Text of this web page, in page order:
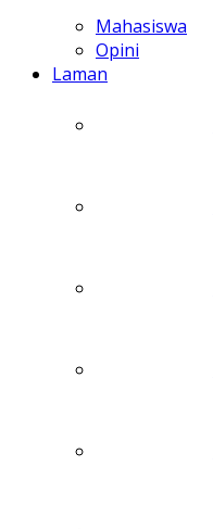
Mahasiswa
Opini
Laman